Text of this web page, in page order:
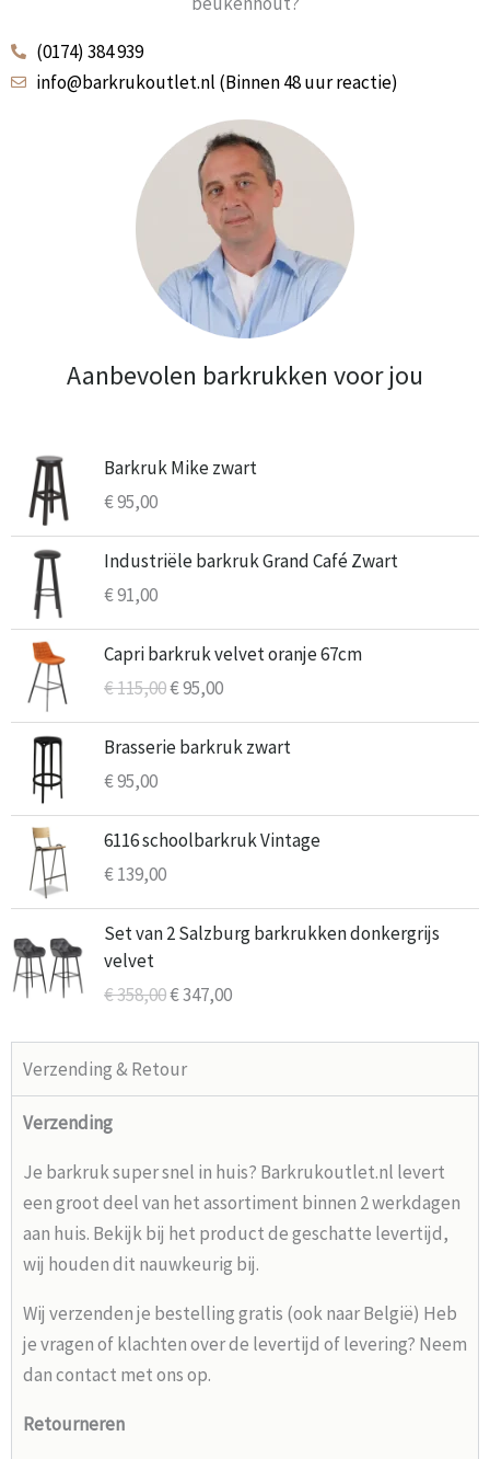
(0174) 384 939
info@barkrukoutlet.nl (Binnen 48 uur reactie)
Aanbevolen barkrukken voor jou
Barkruk Mike zwart
€95,00
Industriële barkruk Grand Café Zwart
€91,00
Capri barkruk velvet oranje 67cm
€115,00
Oorspronkelijke
was:
€ 115,00.
€95,00
Huidige
is:
€ 95,00.
Brasserie barkruk zwart
€95,00
6116 schoolbarkruk Vintage
€139,00
Set van 2 Salzburg barkrukken donkergrijs
velvet
€358,00
Oorspronkelijke
€ 358,00.
€347,00
Huidige
prijs
€ 347,00.
Verzending & Retour
Verzending
Je barkruk super snel in huis? Barkrukoutlet.nl levert
een groot deel van het assortiment binnen 2 werkdagen
aan huis. Bekijk bij het product de geschatte levertijd,
wij houden dit nauwkeurig bij.
Wij verzenden je bestelling gratis (ook naar België) Heb
je vragen of klachten over de levertijd of levering? Neem
dan contact met ons op.
Retourneren